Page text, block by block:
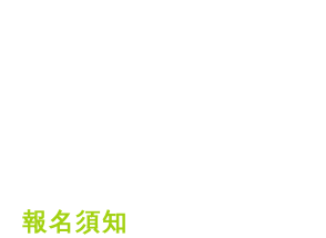
報名須知